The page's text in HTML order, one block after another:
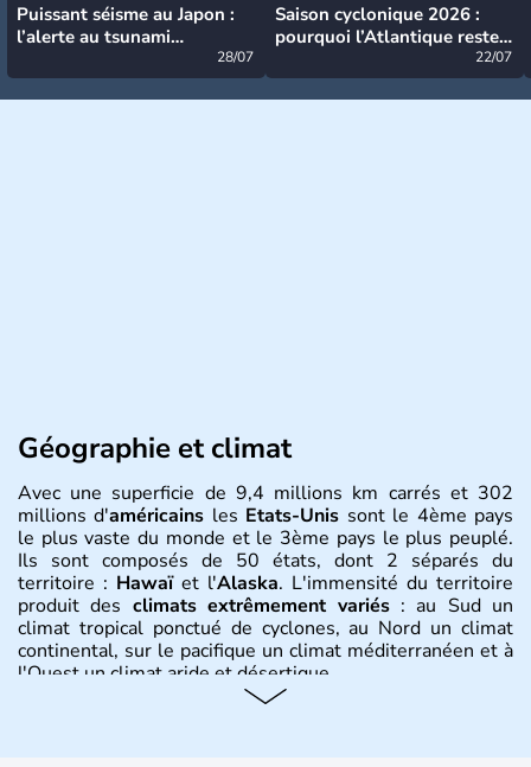
Puissant séisme au Japon :
l’alerte au tsunami
28/07
Saison cyclonique 2026 :
pourquoi l’Atlantique reste
22/07
Géographie et climat
Avec une superficie de 9,4 millions km carrés et 302
millions d'américains les Etats-Unis sont le 4ème pays
le plus vaste du monde et le 3ème pays le plus peuplé.
Ils sont composés de 50 états, dont 2 séparés du
territoire : Hawaïet l'Alaska. L'immensité du territoire
produit des climats extrêmement variés: au Sud un
climat tropical ponctué de cyclones, au Nord un climat
continental, sur le pacifique un climat méditerranéen et à
l'Ouest un climat aride et désertique.